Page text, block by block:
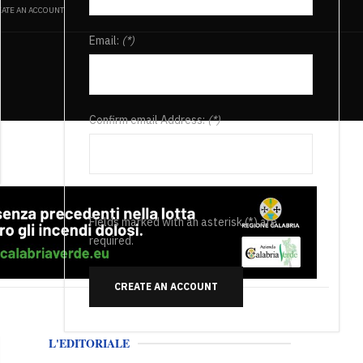
AN ACCOUNT
Email: (*)
Confirm email Address:(*)
Fields marked with an asterisk (*) are
required.
CREATE AN ACCOUNT
L'EDITORIALE